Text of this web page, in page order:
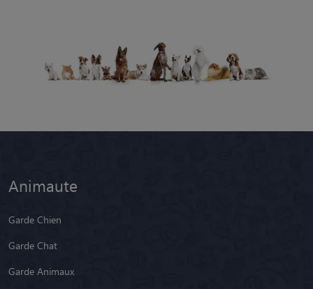
Animaute
Garde Chien
Garde Chat
Garde Animaux